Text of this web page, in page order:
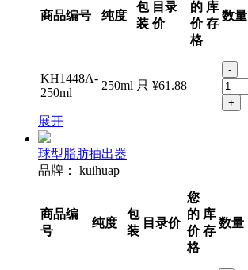
商品编号 纯度
包
装
目录
价
的
价
格
库
存
数量
KH1448A-
250ml
250ml 只 ¥61.88
-
+
展开
球型脂肪抽出器
品牌：
kuihuap
商品编
号
纯度
包
装
目录价
您
的
价
格
库
存
数量